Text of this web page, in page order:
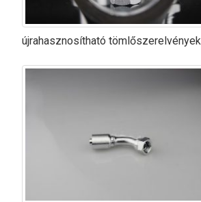
újrahasznosítható tömlőszerelvények